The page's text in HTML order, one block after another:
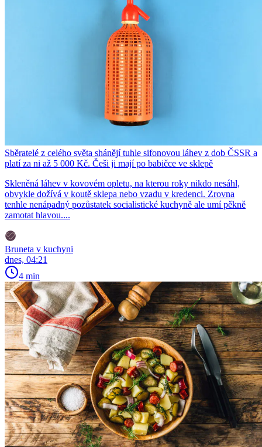
Sběratelé z celého světa shánějí tuhle sifonovou láhev z dob ČSSR a
platí za ni až 5 000 Kč. Češi ji mají po babičce ve sklepě
Skleněná láhev v kovovém opletu, na kterou roky nikdo nesáhl,
obvykle dožívá v koutě sklepa nebo vzadu v kredenci. Zrovna
tenhle nenápadný pozůstatek socialistické kuchyně ale umí pěkně
zamotat hlavou....
Bruneta v kuchyni
dnes, 04:21
4 min